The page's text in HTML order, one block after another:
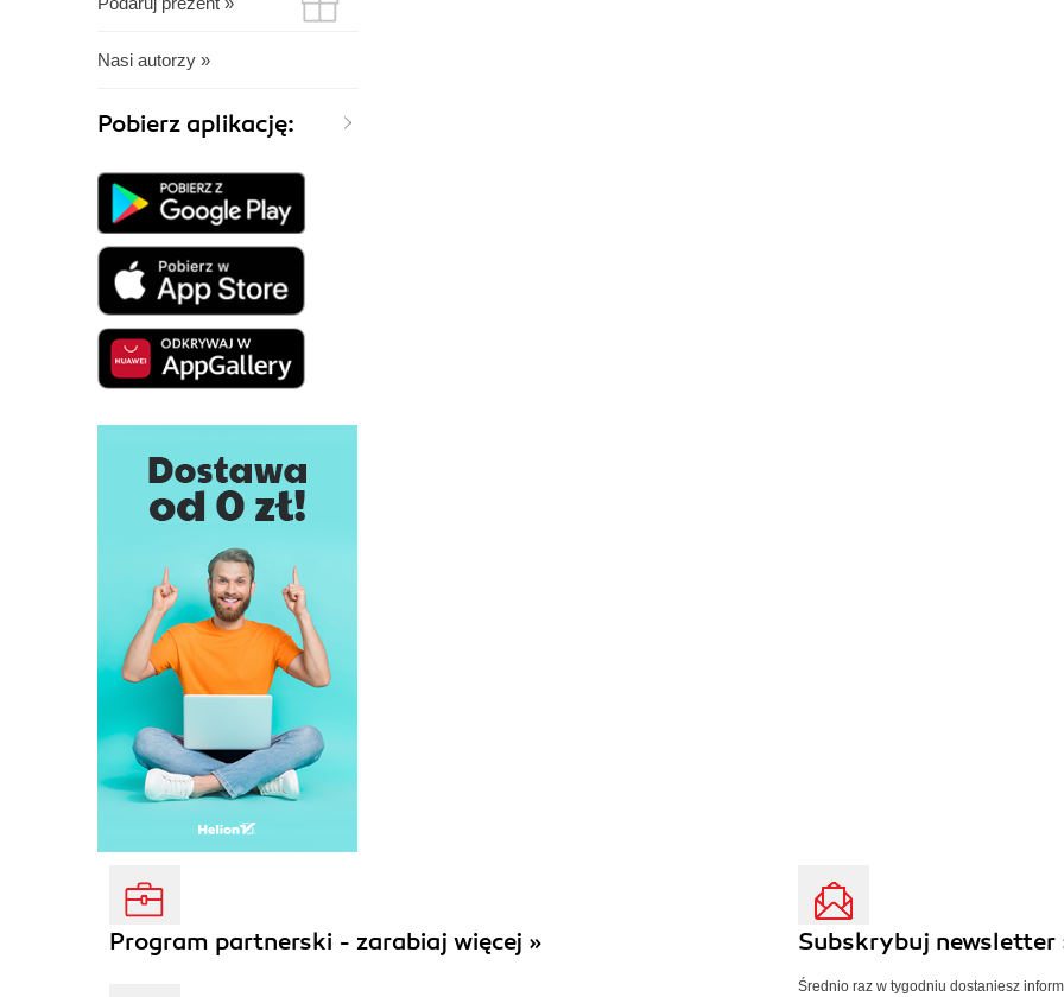
Nasi autorzy »
Pobierz aplikację:
Program partnerski - zarabiaj więcej » Subskrybuj newsletter
Średnio raz w tygodniu dostaniesz